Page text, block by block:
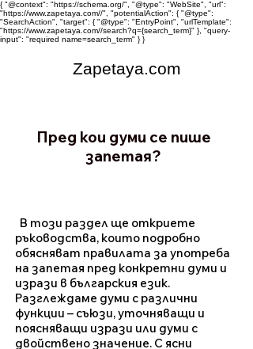
{ "@context": "https://schema.org/", "@type": "WebSite", "url":
"https://www.zapetaya.com//", "potentialAction": { "@type":
"SearchAction", "target": { "@type": "EntryPoint", "urlTemplate":
"https://www.zapetaya.com//search?q={search_term}" }, "query-
input": "required name=search_term" } }
Zapetaya.com
Пред кои думи се пише
запетая?
В този раздел ще откриете
ръководства, които подробно
обясняват правилата за употреба
на запетая пред конкретни думи и
изрази в българския език.
Разглеждаме думи с различни
функции – съюзи, уточняващи и
поясняващи изрази или думи с
двойствено значение. С ясни